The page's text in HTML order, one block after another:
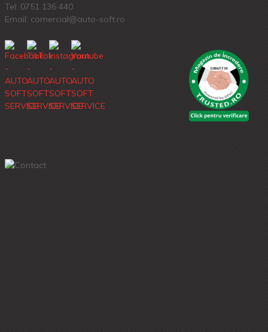
Tel: 0751 136 440
Email: comercial@auto-soft.ro